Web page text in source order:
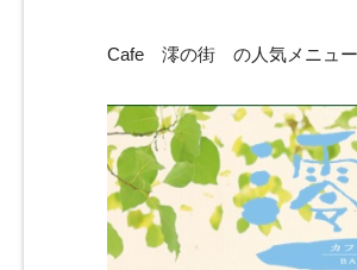
Cafe 澪の街 の人気メニュー